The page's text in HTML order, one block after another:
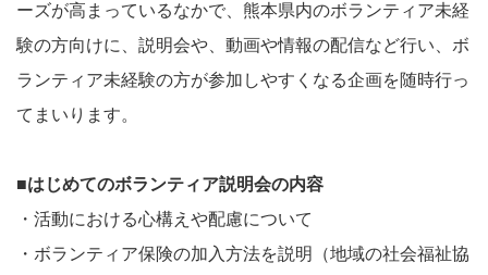
ーズが⾼まっているなかで、熊本県内のボランティア未経
験の⽅向けに、説明会や、動画や情報の配信など⾏い、ボ
ランティア未経験の⽅が参加しやすくなる企画を随時⾏っ
てまいります。
■はじめてのボランティア説明会の内容
・活動における⼼構えや配慮について
・ボランティア保険の加⼊⽅法を説明（地域の社会福祉協